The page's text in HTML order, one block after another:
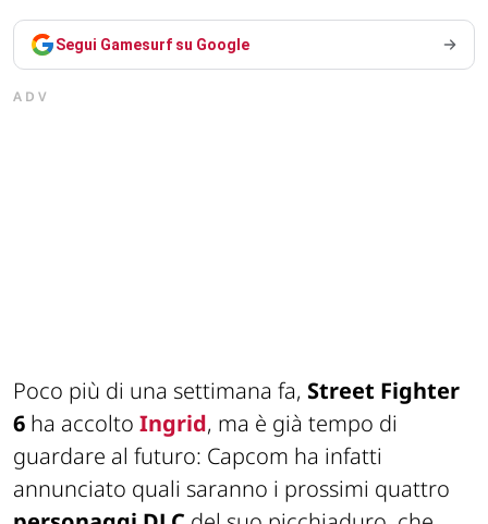
Segui Gamesurf su Google
ADV
Poco più di una settimana fa, Street Fighter
6 ha accolto Ingrid, ma è già tempo di
guardare al futuro: Capcom ha infatti
annunciato quali saranno i prossimi quattro